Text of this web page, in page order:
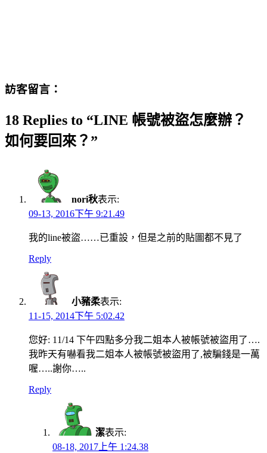
訪客留言：
18 Replies to “LINE 帳號被盜怎麼辦？
如何要回來？”
nori秋表示:
09-13, 2016下午 9:21.49
我的line被盜……已重設，但是之前的貼圖都不見了
Reply
小豬柔表示:
11-15, 2014下午 5:02.42
您好: 11/14 下午四點多分我二姐本人被帳號被盜用了….
我昨天有嚇看我二姐本人被帳號被盜用了,被騙錢是一萬
喔…..謝你…..
Reply
潔表示:
08-18, 2017上午 1:24.38